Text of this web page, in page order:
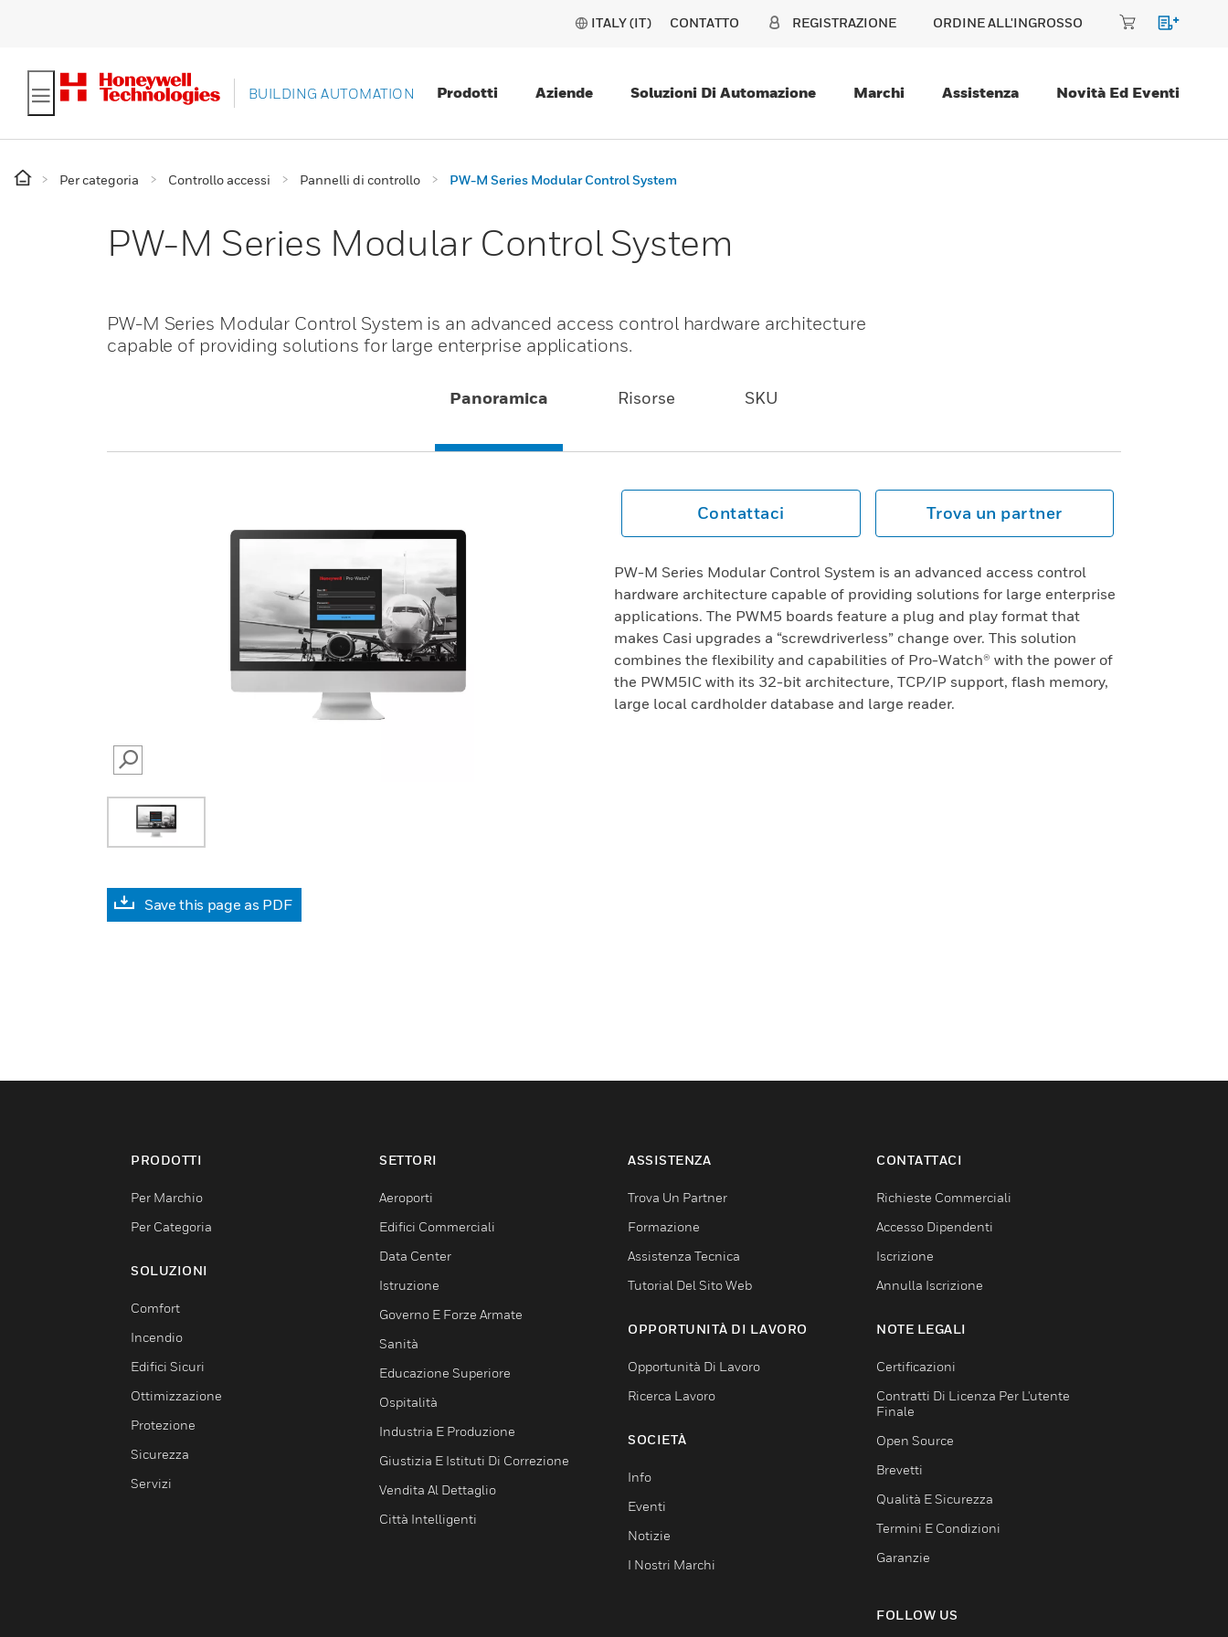
ITALY (IT) CONTATTO REGISTRAZIONE ORDINE ALL'INGROSSO
BUILDING AUTOMATION Prodotti Aziende Soluzioni Di Automazione Marchi Assistenza Novità Ed Eventi
Per categoria Controllo accessi Pannelli di controllo PW-M Series Modular Control System
PW-M Series Modular Control System
PW-M Series Modular Control System is an advanced access control hardware architecture
capable of providing solutions for large enterprise applications.
Panoramica Risorse SKU
SEARCH
Save this page as PDF
Contattaci Trova un partner
PW-M Series Modular Control System is an advanced access control
hardware architecture capable of providing solutions for large enterprise
applications. The PWM5 boards feature a plug and play format that
makes Casi upgrades a “screwdriverless” change over. This solution
combines the flexibility and capabilities of Pro-Watch® with the power of
the PWM5IC with its 32-bit architecture, TCP/IP support, flash memory,
large local cardholder database and large reader.
PRODOTTI
Per Marchio
Per Categoria
SOLUZIONI
Comfort
Incendio
Edifici Sicuri
Ottimizzazione
Protezione
Sicurezza
Servizi
SETTORI
Aeroporti
Edifici Commerciali
Data Center
Istruzione
Governo E Forze Armate
Sanità
Educazione Superiore
Ospitalità
Industria E Produzione
Giustizia E Istituti Di Correzione
Vendita Al Dettaglio
Città Intelligenti
ASSISTENZA
Trova Un Partner
Formazione
Assistenza Tecnica
Tutorial Del Sito Web
OPPORTUNITÀ DI LAVORO
Opportunità Di Lavoro
Ricerca Lavoro
SOCIETÀ
Info
Eventi
Notizie
I Nostri Marchi
CONTATTACI
Richieste Commerciali
Accesso Dipendenti
Iscrizione
Annulla Iscrizione
NOTE LEGALI
Certificazioni
Contratti Di Licenza Per L'utente
Finale
Open Source
Brevetti
Qualità E Sicurezza
Termini E Condizioni
Garanzie
FOLLOW US